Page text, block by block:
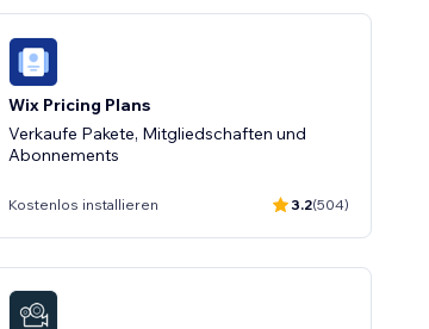
Wix Pricing Plans
Verkaufe Pakete, Mitgliedschaften und
Abonnements
Kostenlos installieren 3.2(504)